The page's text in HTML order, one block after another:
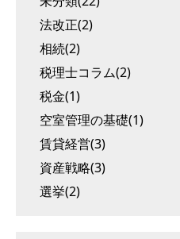
法改正(2)
相続(2)
税理士コラム(2)
税金(1)
空室管理の基礎(1)
賃貸経営(3)
資産戦略(3)
選挙(2)